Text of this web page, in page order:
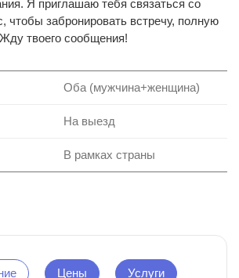
Я приглашаю тебя связаться со
чтобы забронировать встречу, полную
твоего сообщения!
Оба (мужчина+женщина)
На выезд
В рамках страны
Цены Услуги